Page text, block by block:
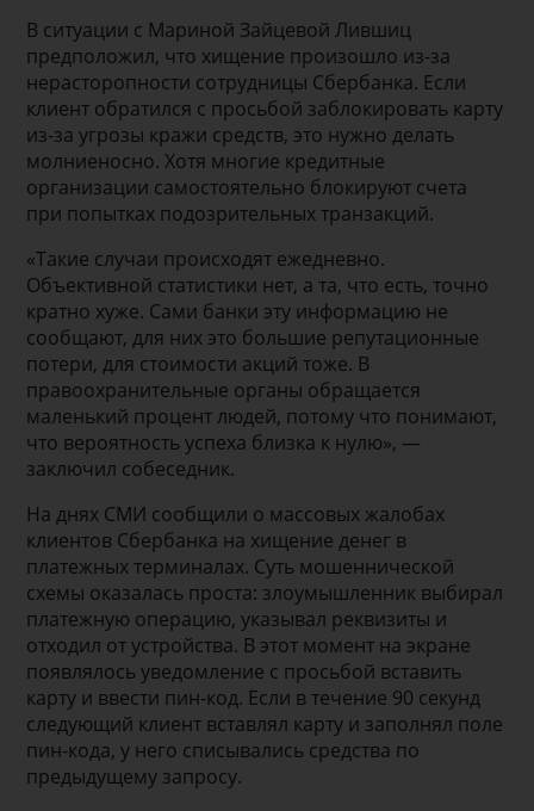
В ситуации с Мариной Зайцевой Лившиц
предположил, что хищение произошло из-за
нерасторопности сотрудницы Сбербанка. Если
клиент обратился с просьбой заблокировать карту
из-за угрозы кражи средств, это нужно делать
молниеносно. Хотя многие кредитные
организации самостоятельно блокируют счета
при попытках подозрительных транзакций.
«Такие случаи происходят ежедневно.
Объективной статистики нет, а та, что есть, точно
кратно хуже. Сами банки эту информацию не
сообщают, для них это большие репутационные
потери, для стоимости акций тоже. В
правоохранительные органы обращается
маленький процент людей, потому что понимают,
что вероятность успеха близка к нулю», —
заключил собеседник.
На днях СМИ сообщили о массовых жалобах
клиентов Сбербанка на хищение денег в
платежных терминалах. Суть мошеннической
схемы оказалась проста: злоумышленник выбирал
платежную операцию, указывал реквизиты и
отходил от устройства. В этот момент на экране
появлялось уведомление с просьбой вставить
карту и ввести пин-код. Если в течение 90 секунд
следующий клиент вставлял карту и заполнял поле
пин-кода, у него списывались средства по
предыдущему запросу.